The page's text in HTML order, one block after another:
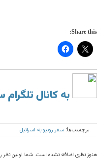
Share this:
به کانال
برچسب‌ها: سفر روبیو به اسرائیل
هنوز نظری اضافه نشده است. شما اولین نظر